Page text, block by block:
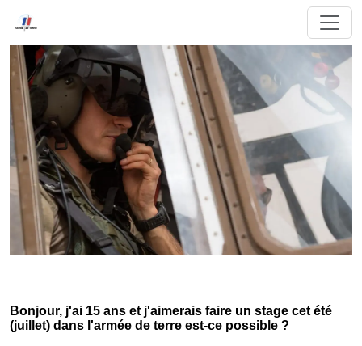
Bonjour, j'ai 15 ans et j'aimerais faire un stage cet été
(juillet) dans l'armée de terre est-ce possible ?